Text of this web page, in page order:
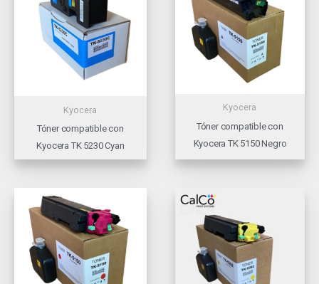
Kyocera
Tóner compatible con
Kyocera TK 5230 Cyan
Kyocera
Tóner compatible con
Kyocera TK 5150 Negro